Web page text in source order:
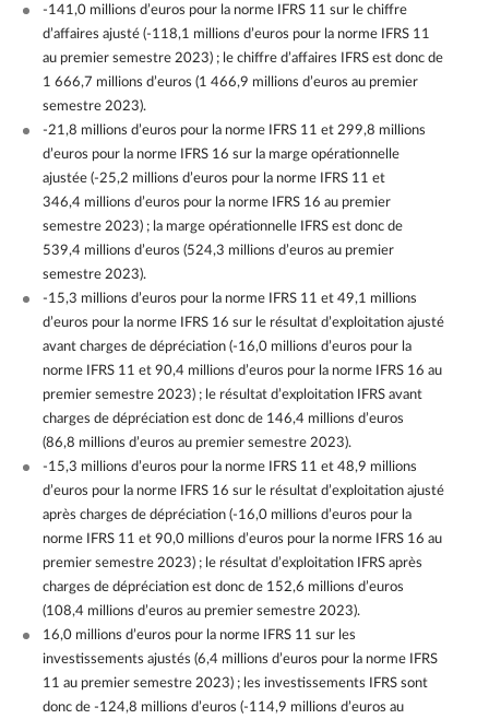
-141,0 millions d’euros pour la norme IFRS 11 sur le chiffre
d’affaires ajusté (-118,1 millions d’euros pour la norme IFRS 11
au premier semestre 2023) ; le chiffre d’affaires IFRS est donc de
1 666,7 millions d’euros (1 466,9 millions d’euros au premier
semestre 2023).
-21,8 millions d’euros pour la norme IFRS 11 et 299,8 millions
d’euros pour la norme IFRS 16 sur la marge opérationnelle
ajustée (-25,2 millions d’euros pour la norme IFRS 11 et
346,4 millions d’euros pour la norme IFRS 16 au premier
semestre 2023) ; la marge opérationnelle IFRS est donc de
539,4 millions d’euros (524,3 millions d’euros au premier
semestre 2023).
-15,3 millions d’euros pour la norme IFRS 11 et 49,1 millions
d’euros pour la norme IFRS 16 sur le résultat d’exploitation ajusté
avant charges de dépréciation (-16,0 millions d’euros pour la
norme IFRS 11 et 90,4 millions d’euros pour la norme IFRS 16 au
premier semestre 2023) ; le résultat d’exploitation IFRS avant
charges de dépréciation est donc de 146,4 millions d’euros
(86,8 millions d’euros au premier semestre 2023).
-15,3 millions d’euros pour la norme IFRS 11 et 48,9 millions
d’euros pour la norme IFRS 16 sur le résultat d’exploitation ajusté
après charges de dépréciation (-16,0 millions d’euros pour la
norme IFRS 11 et 90,0 millions d’euros pour la norme IFRS 16 au
premier semestre 2023) ; le résultat d’exploitation IFRS après
charges de dépréciation est donc de 152,6 millions d’euros
(108,4 millions d’euros au premier semestre 2023).
16,0 millions d’euros pour la norme IFRS 11 sur les
investissements ajustés (6,4 millions d’euros pour la norme IFRS
11 au premier semestre 2023) ; les investissements IFRS sont
donc de -124,8 millions d’euros (-114,9 millions d’euros au